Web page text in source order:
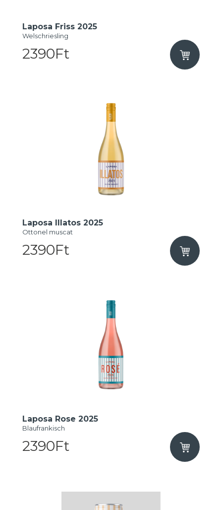
Laposa Friss 2025
Welschriesling
2390Ft
Laposa Illatos 2025
Ottonel muscat
2390Ft
Laposa Rose 2025
Blaufrankisch
2390Ft